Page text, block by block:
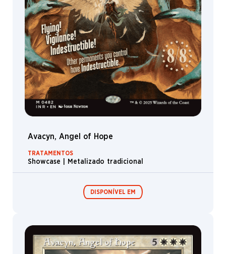
Avacyn, Angel of Hope
TRATAMENTOS
Showcase | Metalizado tradicional
DISPONÍVEL EM
Boosters de
Colecionador